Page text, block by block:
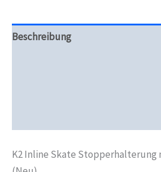
Beschreibung
K2 Inline Skate